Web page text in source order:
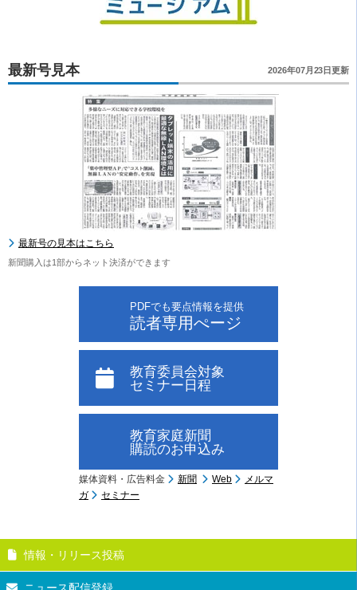
最新号見本 2026年07月23日更新
最新号の見本はこちら
新聞購入は1部からネット決済ができます
PDFでも要点情報を提供
読者専用ぺージ
教育委員会対象
セミナー日程
教育家庭新聞
購読のお申込み
媒体資料・広告料金 新聞 Web
メルマ
ガ
セミナー
情報・リリース投稿